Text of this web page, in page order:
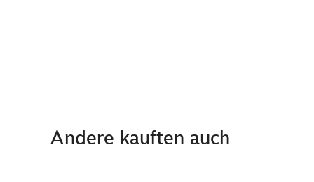
Andere kauften auch